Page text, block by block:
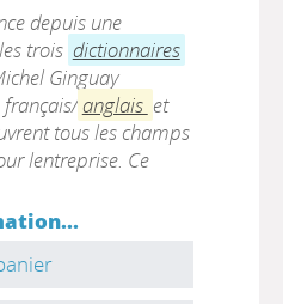
depuis une
trois dictionnaires
Ginguay
anglais et
tous les champs
lentreprise. Ce